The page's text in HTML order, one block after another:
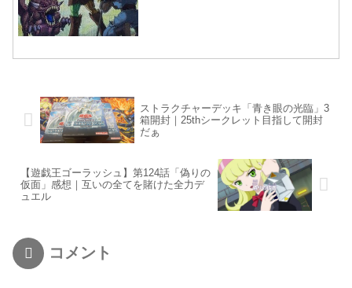
ストラクチャーデッキ「青き眼の光臨」3
箱開封｜25thシークレット目指して開封
だぁ
【遊戯王ゴーラッシュ】第124話「偽りの
仮面」感想｜互いの全てを賭けた全力デ
ュエル
コメント